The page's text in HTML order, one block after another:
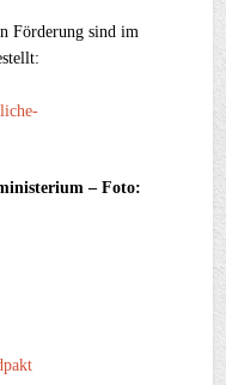
Förderung sind im
– Foto: